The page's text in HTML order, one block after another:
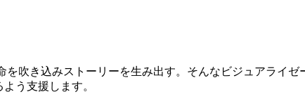
吹き込みストーリーを生み出す。そんなビジュアライ
う支援します。